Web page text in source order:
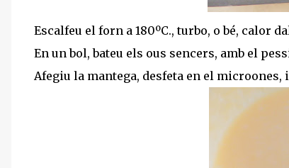
Escalfeu el forn a 180ºC., turbo, o bé, calor
En un bol, bateu els ous sencers, amb el
Afegiu la mantega, desfeta en el